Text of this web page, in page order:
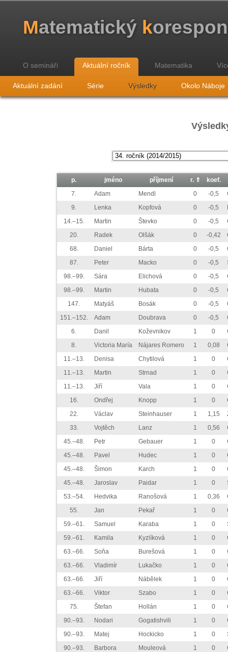
Matematický k
O semináři Aktuální ročník Matematika
Aktuální zadání Série Výsledky Okolo Náboje
p. jméno příjmení r.⇑
koef.
7.
Adam Mendl 0 -0,5
9.
Lenka Kopfová 0 -0,5
14.–15.
Martin Števko 0 -0,5
20.
Radek Olšák 0 -0,42
68.
Daniel Bárta 0 -0,5
87.
Peter Macko 0 -0,5
98.–99.
Sára Elichová 0 -0,5
98.–99.
Martin Hubata 0 -0,5
147.
Matyáš Bosák 0 -0,5
151.–152.
Adam Doubrava 0 -0,5
6.
Danil Koževnikov 1 0
8.
Victoria María Nájares Romero 1 0,08
11.–13.
Denisa Chytilová 1 0
11.–13.
Martin Strnad 1 0
11.–13.
Jiří Vala 1 0
16.
Ondřej Knopp 1 0
22.
Václav Steinhauser 1 1,15
33.
Vojtěch Lanz 1 0,56
45.–48.
Petr Gebauer 1 0
45.–48.
Pavel Hudec 1 0
45.–48.
Šimon Karch 1 0
45.–48.
Jaroslav Paidar 1 0
53.–54.
Hedvika Ranošová 1 0,36
55.
Jan Pekař 1 0
59.–61.
Samuel Karaba 1 0
59.–61.
Kamila Kyzlíková 1 0
63.–66.
Soňa Burešová 1 0
63.–66.
Vladimír Lukačko 1 0
63.–66.
Jiří Nábělek 1 0
63.–66.
Viktor Szabo 1 0
75.
Štefan Hollán 1 0
90.–93.
Nodari Gogatishvili 1 0
90.–93.
Matej Hockicko 1 0
90.–93.
Barbora Mouleová 1 0